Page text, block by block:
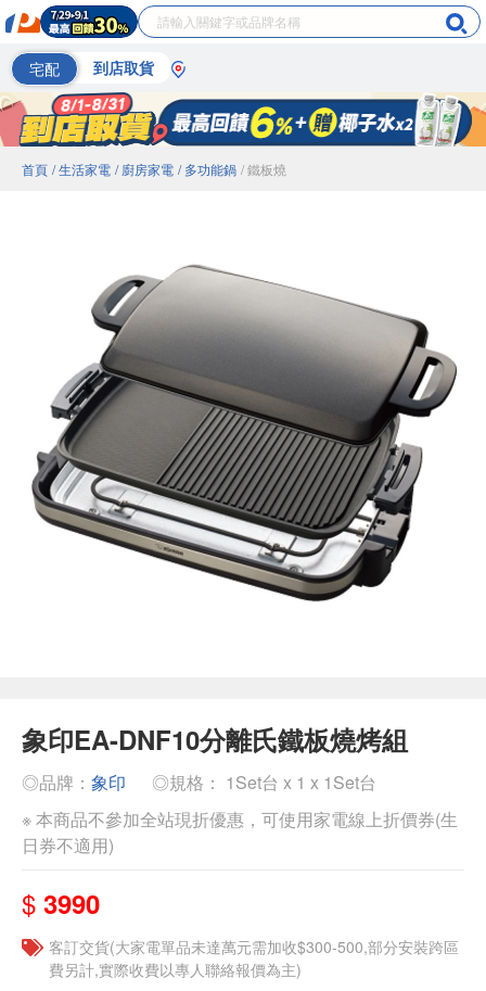
宅配 到店取貨
首頁 / 生活家電 / 廚房家電 / 多功能鍋 / 鐵板燒
象印EA-DNF10分離氏鐵板燒烤組
◎品牌： 象印
◎規格： 1Set台 x 1 x 1Set台
※ 本商品不參加全站現折優惠，可使用家電線上折價券(生
日券不適用)
$ 3990
客訂交貨(大家電單品未達萬元需加收$300-500,部分安裝跨區
費另計,實際收費以專人聯絡報價為主)